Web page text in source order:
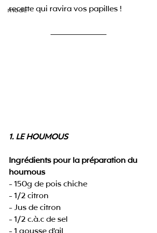
mode
recette qui ravira vos papilles !
1. LE HOUMOUS
Ingrédients pour la préparation du
houmous
- 150g de pois chiche
- 1/2 citron
- Jus de citron
- 1/2 c.à.c de sel